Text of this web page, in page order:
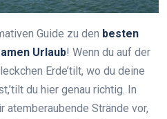
Guide zu den besten
Urlaub! Wenn du auf der
Erde’tilt, wo du deine
du hier genau richtig. In
Strände vor,